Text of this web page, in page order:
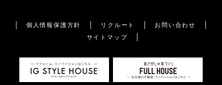
個人情報保護方針 リクルート
お問い合わせ
サイトマップ